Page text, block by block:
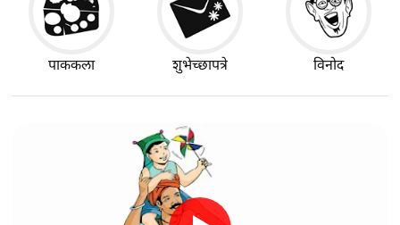
पाककला शुभेच्छापत्रे विनोद